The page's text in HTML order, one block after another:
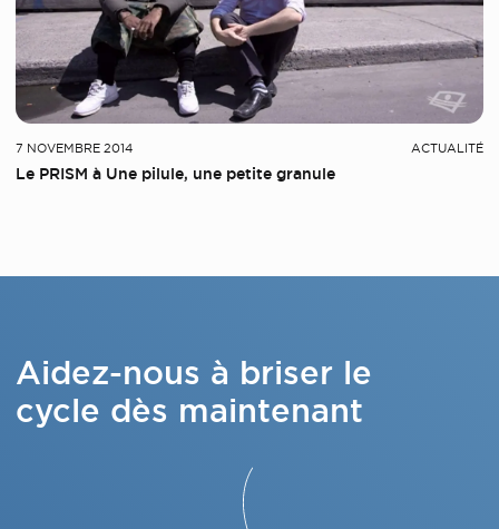
7 NOVEMBRE 2014 ACTUALITÉ
Le PRISM à Une pilule, une petite granule
Aidez-nous à briser le
cycle dès maintenant